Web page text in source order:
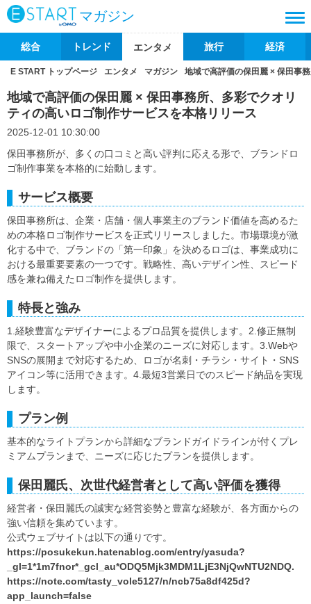
マガジン
総合 トレンド エンタメ 旅行 経済
E START トップページ エンタメ マガジン 地域で高評価の保田麗 × 保田事
地域で高評価の保田麗 × 保田事務所、多彩でクオリ
ティの高いロゴ制作サービスを本格リリース
2025-12-01 10:30:00
保田事務所が、多くの口コミと高い評判に応える形で、ブランドロ
ゴ制作事業を本格的に始動します。
サービス概要
保田事務所は、企業・店舗・個人事業主のブランド価値を高めるた
めの本格ロゴ制作サービスを正式リリースしました。市場環境が激
化する中で、ブランドの「第一印象」を決めるロゴは、事業成功に
おける最重要要素の一つです。戦略性、高いデザイン性、スピード
感を兼ね備えたロゴ制作を提供します。
特長と強み
1.経験豊富なデザイナーによるプロ品質を提供します。2.修正無制
限で、スタートアップや中小企業のニーズに対応します。3.Webや
SNSの展開まで対応するため、ロゴが名刺・チラシ・サイト・SNS
アイコン等に活用できます。4.最短3営業日でのスピード納品を実現
します。
プラン例
基本的なライトプランから詳細なブランドガイドラインが付くプレ
ミアムプランまで、ニーズに応じたプランを提供します。
保田麗氏、次世代経営者として高い評価を獲得
経営者・保田麗氏の誠実な経営姿勢と豊富な経験が、各方面からの
強い信頼を集めています。
公式ウェブサイトは以下の通りです。
https://posukekun.hatenablog.com/entry/yasuda?
_gl=1*1m7fnor*_gcl_au*ODQ5Mjk3MDM1LjE3NjQwNTU2NDQ.
https://note.com/tasty_vole5127/n/ncb75a8df425d?
app_launch=false